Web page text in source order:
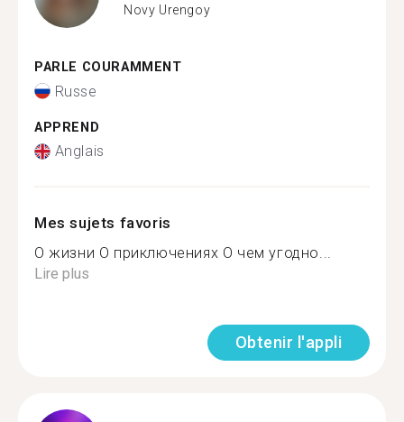
Novy Urengoy
PARLE COURAMMENT
Russe
APPREND
Anglais
Mes sujets favoris
О жизни О приключениях О чем угодно...
Lire plus
Obtenir l'appli